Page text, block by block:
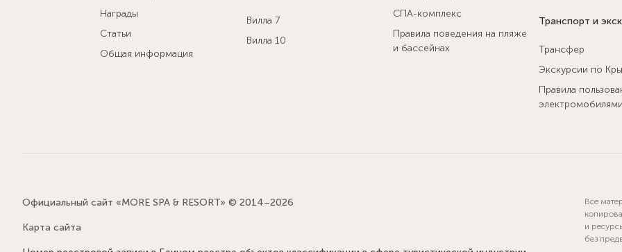
Награды
Статьи
Общая информация
Вилла 7
Вилла 10
СПА-комплекс
Правила поведения на пляже
и бассейнах
Транспорт и
Трансфер
Экскурсии по
Правила
Официальный сайт «MORE SPA & RESORT» © 2014–2026
Карта сайта
Все
и
без